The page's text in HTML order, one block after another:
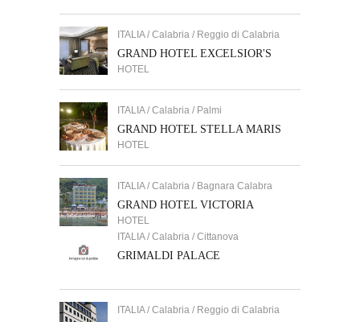
ITALIA / Calabria / Reggio di Calabria
GRAND HOTEL EXCELSIOR'S
HOTEL
ITALIA / Calabria / Palmi
GRAND HOTEL STELLA MARIS
HOTEL
ITALIA / Calabria / Bagnara Calabra
GRAND HOTEL VICTORIA
HOTEL
ITALIA / Calabria / Cittanova
GRIMALDI PALACE
ITALIA / Calabria / Reggio di Calabria